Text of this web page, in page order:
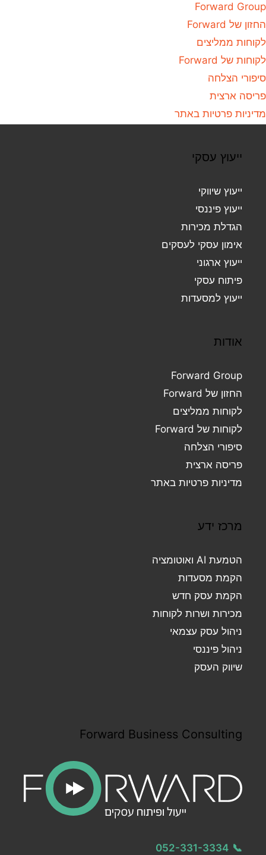
Forward Group
החזון של Forward
לקוחות ממליצים
לקוחות של Forward
סיפורי הצלחה
פריסה ארצית
מדיניות פרטיות באתר
ייעוץ עסקי
ייעוץ שיווקי
ייעוץ פיננסי
הגדלת מכירות
אימון עסקי לעסקים
ייעוץ ארגוני
פיתוח עסקי
ייעוץ למסעדות
אודות
Forward Group
החזון של Forward
לקוחות ממליצים
לקוחות של Forward
סיפורי הצלחה
פריסה ארצית
מדיניות פרטיות באתר
מרכז ידע
הטמעת AI ואוטומציה
הקמת מסעדות
הקמת עסק חדש
מכירות ושרות לקוחות
ניהול עסק עצמאי
ניהול פיננסי
שיווק העסק
Forward Business Consulting
📞
052-331-3334